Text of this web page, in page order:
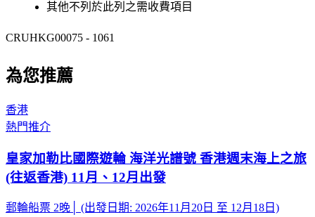
其他不列於此列之需收費項目
CRUHKG00075 - 1061
為您推薦
香港
熱門推介
皇家加勒比國際遊輪 海洋光譜號 香港週末海上之旅
(往返香港) 11月、12月出發
郵輪船票 2晚│ (出發日期: 2026年11月20日 至 12月18日)